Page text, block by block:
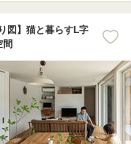
図】猫と暮らすL字
間